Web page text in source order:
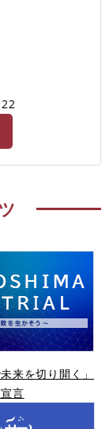
来を切り開く」
言